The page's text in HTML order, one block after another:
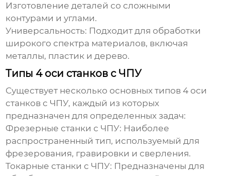
Изготовление деталей со сложными
контурами и углами.
Универсальность: Подходит для обработки
широкого спектра материалов, включая
металлы, пластик и дерево.
Типы 4 оси станков с ЧПУ
Существует несколько основных типов4 оси
станков с ЧПУ, каждый из которых
предназначен для определенных задач:
Фрезерные станки с ЧПУ: Наиболее
распространенный тип, используемый для
фрезерования, гравировки и сверления.
Токарные станки с ЧПУ: Предназначены для